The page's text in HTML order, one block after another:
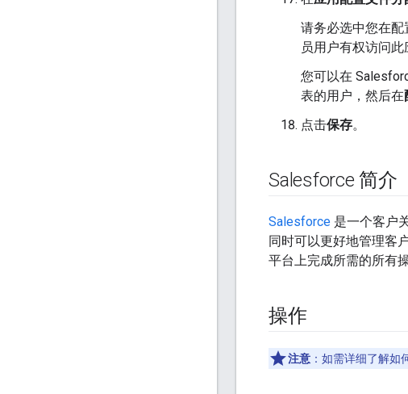
请务必选中您在
员用户有权访问此
您可以在
表的用户，然后在
点击保存。
Salesforce 简介
Salesforce 是一个客户
同时可以更好地管理客
平台上完成所需的所有操
操作
注意 ：如需详细了解如